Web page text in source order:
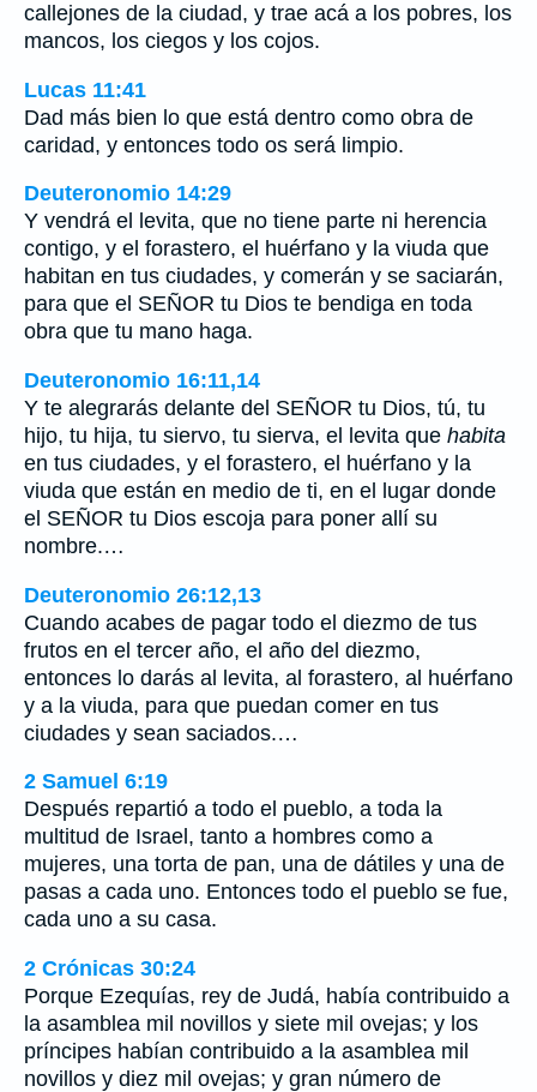
callejones de la ciudad, y trae acá a los pobres, los
mancos, los ciegos y los cojos.
Lucas 11:41
Dad más bien lo que está dentro como obra de
caridad, y entonces todo os será limpio.
Deuteronomio 14:29
Y vendrá el levita, que no tiene parte ni herencia
contigo, y el forastero, el huérfano y la viuda que
habitan en tus ciudades, y comerán y se saciarán,
para que el SEÑOR tu Dios te bendiga en toda
obra que tu mano haga.
Deuteronomio 16:11,14
Y te alegrarás delante del SEÑOR tu Dios, tú, tu
hijo, tu hija, tu siervo, tu sierva, el levita que habita
en tus ciudades, y el forastero, el huérfano y la
viuda que están en medio de ti, en el lugar donde
el SEÑOR tu Dios escoja para poner allí su
nombre.…
Deuteronomio 26:12,13
Cuando acabes de pagar todo el diezmo de tus
frutos en el tercer año, el año del diezmo,
entonces lo darás al levita, al forastero, al huérfano
y a la viuda, para que puedan comer en tus
ciudades y sean saciados.…
2 Samuel 6:19
Después repartió a todo el pueblo, a toda la
multitud de Israel, tanto a hombres como a
mujeres, una torta de pan, una de dátiles y una de
pasas a cada uno. Entonces todo el pueblo se fue,
cada uno a su casa.
2 Crónicas 30:24
Porque Ezequías, rey de Judá, había contribuido a
la asamblea mil novillos y siete mil ovejas; y los
príncipes habían contribuido a la asamblea mil
novillos y diez mil ovejas; y gran número de